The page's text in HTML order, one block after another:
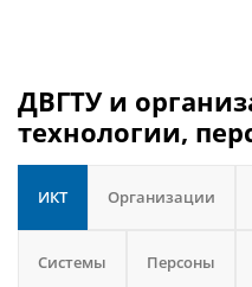
ДВГТУ и
технологии,
ИКТ Организации
Системы Персоны